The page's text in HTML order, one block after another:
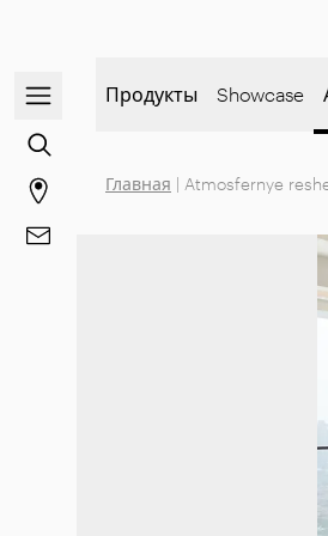
Открыть/закрыть меню
Перейти к поиску контента
Перейти на страницу
Перейти к Контакты
Продукты Showcase
Главная | Atmosfernye